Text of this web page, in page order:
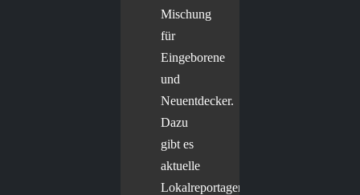
Mischung
für
Eingeborene
und
Neuentdecker.
Dazu
gibt es
aktuelle
Lokalreportagen,